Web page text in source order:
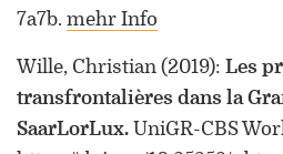
7a7b. mehr Info
Wille, Christian (2019): Les
transfrontalières dans la
SaarLorLux. UniGR-CBS